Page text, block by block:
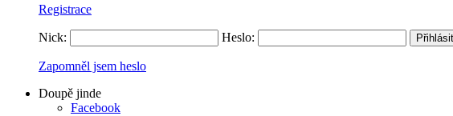
Registrace
Nick: Heslo:
Zapomněl jsem heslo
Doupě jinde
Facebook